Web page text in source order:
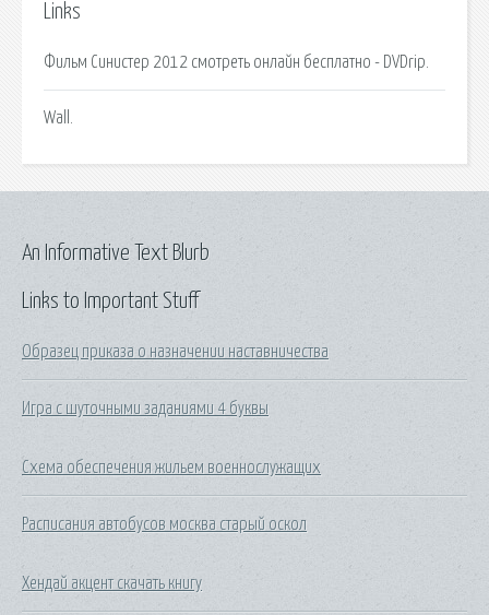
Links
Фильм Синистер 2012 смотреть онлайн бесплатно - DVDrip.
Wall.
Links to Important Stuff
Образец приказа о назначении наставничества
Игра с шуточными заданиями 4 буквы
Схема обеспечения жильем военнослужащих
Расписания автобусов москва старый оскол
Хендай акцент скачать книгу
An Informative Text Blurb